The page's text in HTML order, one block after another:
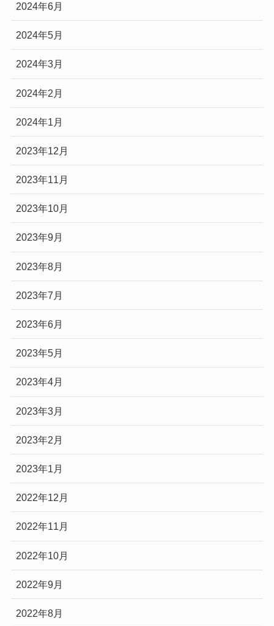
2024年6月
2024年5月
2024年3月
2024年2月
2024年1月
2023年12月
2023年11月
2023年10月
2023年9月
2023年8月
2023年7月
2023年6月
2023年5月
2023年4月
2023年3月
2023年2月
2023年1月
2022年12月
2022年11月
2022年10月
2022年9月
2022年8月